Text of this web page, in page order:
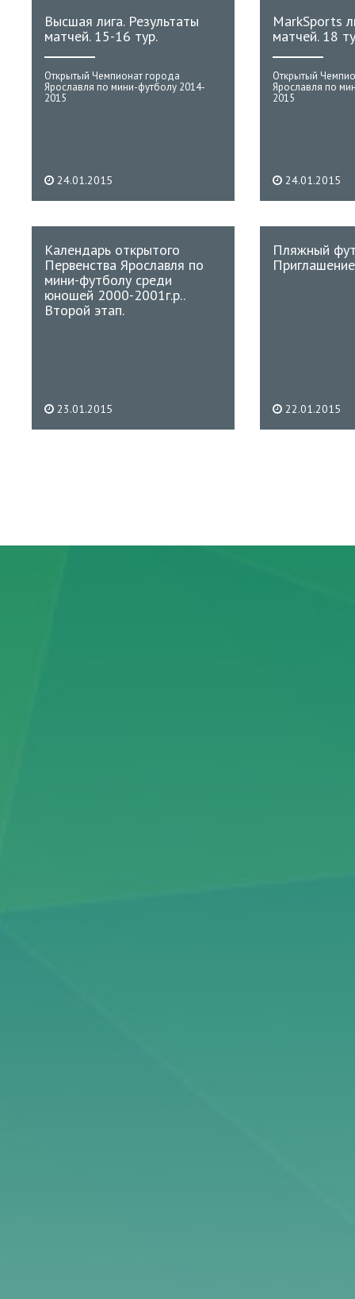
Высшая лига. Результаты
матчей. 15-16 тур.
Открытый Чемпионат города
Ярославля по мини-футболу 2014-
2015
24.01.2015
MarkSports
матчей. 18
Открытый
Ярославля по
2015
24.01.2015
Календарь открытого
Первенства Ярославля по
мини-футболу среди
юношей 2000-2001г.р..
Второй этап.
23.01.2015
Пляжный
22.01.2015